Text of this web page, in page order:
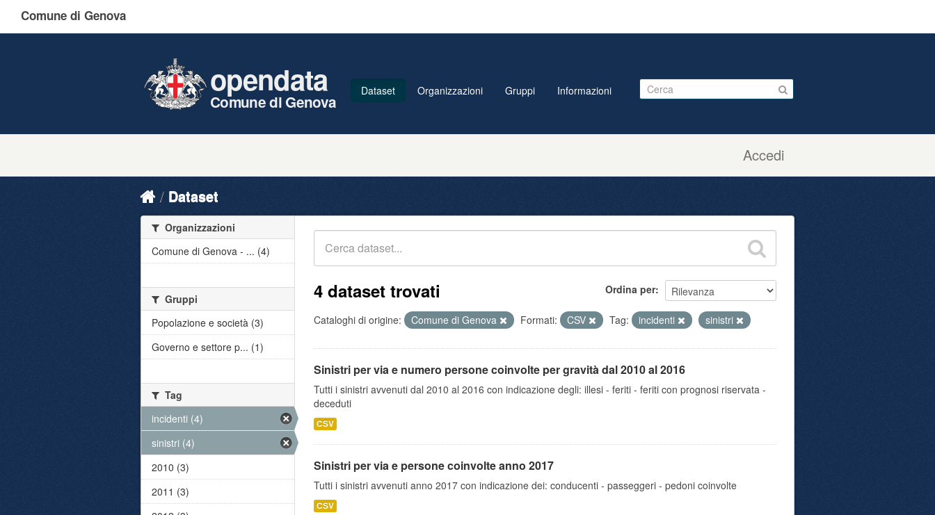
Comune di Genova
Accedi
opendata
Comune di Genova
Dataset Organizzazioni Gruppi Informazioni
Dataset
Ordina per
4 dataset trovati
Cataloghi di origine: Comune di Genova Formati: CSV Tag: incidenti sinistri
Sinistri per via e numero persone coinvolte per gravità dal 2010 al 2016
Tutti i sinistri avvenuti dal 2010 al 2016 con indicazione degli: illesi - feriti - feriti con prognosi riservata -
deceduti
CSV
Sinistri per via e persone coinvolte anno 2017
Tutti i sinistri avvenuti anno 2017 con indicazione dei: conducenti - passeggeri - pedoni coinvolte
CSV
Organizzazioni
Comune di Genova - ... (4)
Gruppi
Popolazione e società (3)
Governo e settore p... (1)
Tag
incidenti (4)
sinistri (4)
2010 (3)
2011 (3)